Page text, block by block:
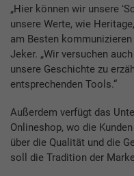
„Hier können wir unsere
unsere Werte, wie
am Besten
Jeker. „Wir versuchen
unsere Geschichte zu
entsprechenden Tools.“
Außerdem verfügt das
Onlineshop, wo die
über die Qualität und die
soll die Tradition der